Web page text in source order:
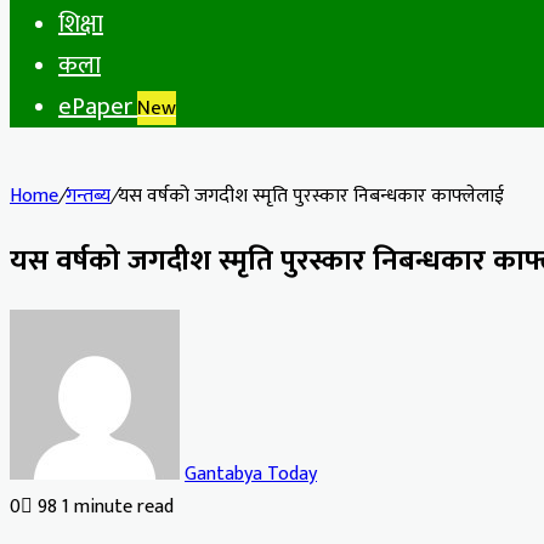
शिक्षा
कला
ePaperNew
Home/गन्तब्य/यस वर्षको जगदीश स्मृति पुरस्कार निबन्धकार काफ्लेलाई
यस वर्षको जगदीश स्मृति पुरस्कार निबन्धकार
Gantabya Today
0 981 minute read